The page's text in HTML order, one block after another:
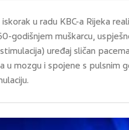
u radu KBC-a Rijeka
godišnjem muškarcu,
uređaj sličan
u mozgu i spojene s pulsnim